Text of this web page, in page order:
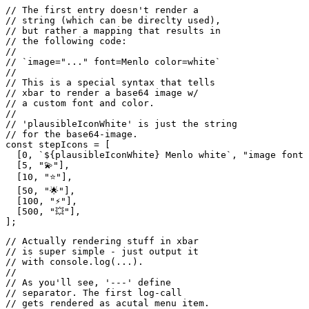
//
// As you'll see, '---' define
// separator. The first log-call
// gets rendered as acutal menu item.
const linksMenu = [
  "---",
`🔮 Open dashboard | href=https://
`🔥 Made by flaming.codes | href=https://
];
function renderError(props) {
  const { error } = props;
  const output = [
    "❔",
    "---",
    "No data accessible",
    "Please check your user data",
    ...linksMenu,
  ];
  console.log(output.join("\n"));
}
// Finally, I defined a single function
// where everything starts. This function
// just gets called to kick everyting off.
// Plain JS, it's that simple.